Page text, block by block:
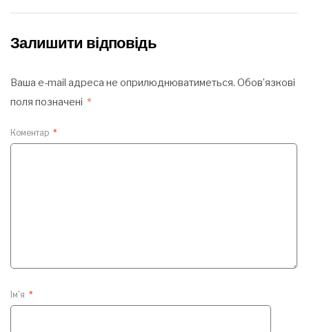
Залишити відповідь
Ваша e-mail адреса не оприлюднюватиметься. Обов’язкові
поля позначені *
Коментар *
Ім'я *